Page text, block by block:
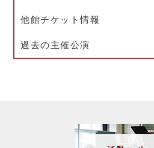
他館チケット情報
過去の主催公演